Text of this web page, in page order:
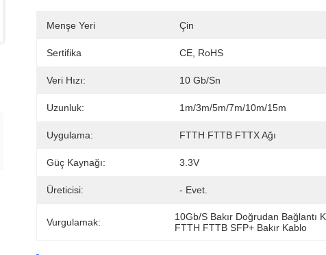
Menşe Yeri Çin
Sertifika CE, RoHS
Veri Hızı: 10 Gb/sn
Uzunluk: 1m/3m/5m/7m/10m/15m
Uygulama: FTTH FTTB FTTX Ağı
Güç Kaynağı: 3.3V
Üreticisi: - Evet.
Vurgulamak: 10Gb/S Bakır Doğrudan Bağlantı
FTTH FTTB SFP+ Bakır Kablo